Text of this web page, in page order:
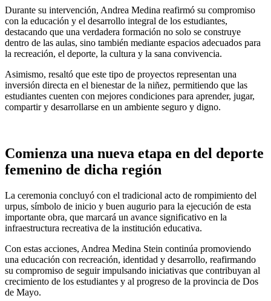
Durante su intervención, Andrea Medina reafirmó su compromiso
con la educación y el desarrollo integral de los estudiantes,
destacando que una verdadera formación no solo se construye
dentro de las aulas, sino también mediante espacios adecuados para
la recreación, el deporte, la cultura y la sana convivencia.
Asimismo, resaltó que este tipo de proyectos representan una
inversión directa en el bienestar de la niñez, permitiendo que las
estudiantes cuenten con mejores condiciones para aprender, jugar,
compartir y desarrollarse en un ambiente seguro y digno.
Comienza una nueva etapa en del deporte
femenino de dicha región
La ceremonia concluyó con el tradicional acto de rompimiento del
urpus, símbolo de inicio y buen augurio para la ejecución de esta
importante obra, que marcará un avance significativo en la
infraestructura recreativa de la institución educativa.
Con estas acciones, Andrea Medina Stein continúa promoviendo
una educación con recreación, identidad y desarrollo, reafirmando
su compromiso de seguir impulsando iniciativas que contribuyan al
crecimiento de los estudiantes y al progreso de la provincia de Dos
de Mayo.